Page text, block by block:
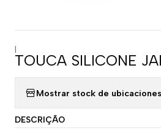
|
TOUCA SILICONE
Mostrar stock de ubicaciones
DESCRIÇÃO